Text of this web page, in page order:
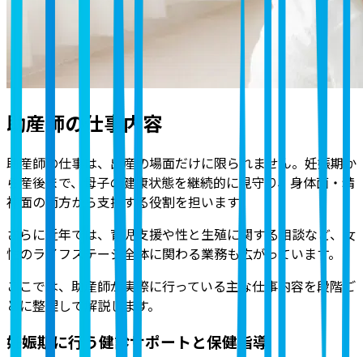
助産師の仕事内容
助産師の仕事は、出産の場面だけに限られません。妊娠期か
ら産後まで、母子の健康状態を継続的に見守り、身体面・精
神面の両方から支援する役割を担います。
さらに近年では、育児支援や性と生殖に関する相談など、女
性のライフステージ全体に関わる業務も広がっています。
ここでは、助産師が実際に行っている主な仕事内容を段階ご
とに整理して解説します。
妊娠期に行う健診サポートと保健指導